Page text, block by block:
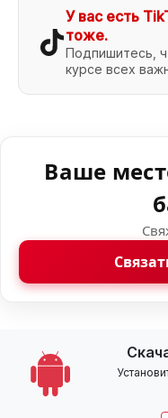
У вас есть
тоже.
Подпишитесь,
курсе всех
Ваше